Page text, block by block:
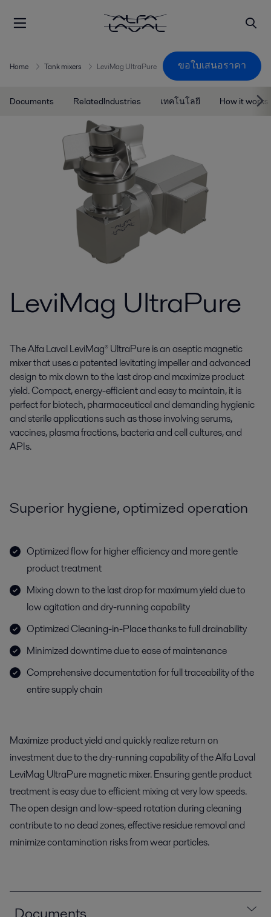
Home Tank mixers LeviMag UltraPure ขอใบเสนอราคา
Documents RelatedIndustries เทคโนโลยี How it works
LeviMag UltraPure
The Alfa Laval LeviMag® UltraPure is an aseptic magnetic
mixer that uses a patented levitating impeller and advanced
design to mix down to the last drop and maximize product
yield. Compact, energy-efficient and easy to maintain, it is
perfect for biotech, pharmaceutical and demanding hygienic
and sterile applications such as those involving serums,
vaccines, plasma fractions, bacteria and cell cultures, and
APIs.
Superior hygiene, optimized operation
Optimized flow for higher efficiency and more gentle
product treatment
Mixing down to the last drop for maximum yield due to
low agitation and dry-running capability
Optimized Cleaning-in-Place thanks to full drainability
Minimized downtime due to ease of maintenance
Comprehensive documentation for full traceability of the
entire supply chain
Maximize product yield and quickly realize return on
investment due to the dry-running capability of the Alfa Laval
LeviMag UltraPure magnetic mixer. Ensuring gentle product
treatment is easy due to efficient mixing at very low speeds.
The open design and low-speed rotation during cleaning
contribute to no dead zones, effective residue removal and
minimize contamination risks from wear particles.